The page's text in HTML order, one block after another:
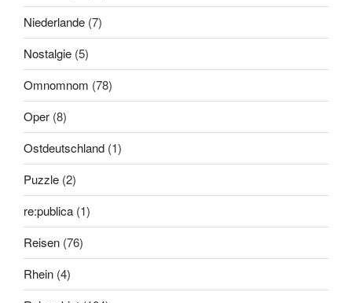
Niederlande (7)
Nostalgie (5)
Omnomnom (78)
Oper (8)
Ostdeutschland (1)
Puzzle (2)
re:publica (1)
Reisen (76)
Rhein (4)